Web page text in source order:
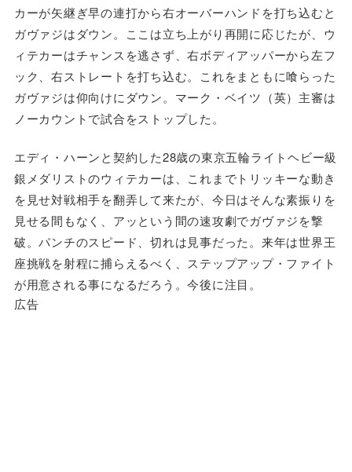
カーが矢継ぎ早の連打から右オーバーハンドを打ち込むと
ガヴァジはダウン。ここは立ち上がり再開に応じたが、ウ
ィテカーはチャンスを逃さず、右ボディアッパーから左フ
ック、右ストレートを打ち込む。これをまともに喰らった
ガヴァジは仰向けにダウン。マーク・ベイツ（英）主審は
ノーカウントで試合をストップした。
エディ・ハーンと契約した28歳の東京五輪ライトヘビー級
銀メダリストのウィテカーは、これまでトリッキーな動き
を見せ対戦相手を翻弄して来たが、今日はそんな素振りを
見せる間もなく、アッという間の速攻劇でガヴァジを撃
破。パンチのスピード、切れは見事だった。来年は世界王
座挑戦を射程に捕らえるべく、ステップアップ・ファイト
が用意される事になるだろう。今後に注目。
広告